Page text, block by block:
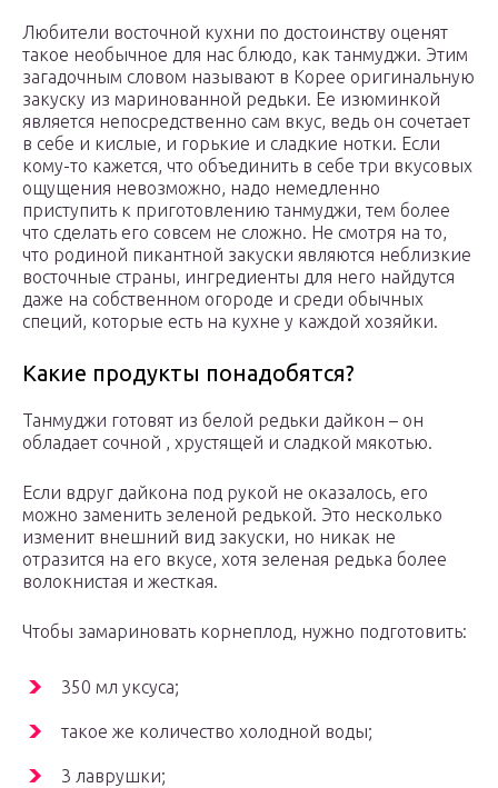
Любители восточной кухни по достоинству оценят
такое необычное для нас блюдо, как танмуджи. Этим
загадочным словом называют в Корее оригинальную
закуску из маринованной редьки. Ее изюминкой
является непосредственно сам вкус, ведь он сочетает
в себе и кислые, и горькие и сладкие нотки. Если
кому-то кажется, что объединить в себе три вкусовых
ощущения невозможно, надо немедленно
приступить к приготовлению танмуджи, тем более
что сделать его совсем не сложно. Не смотря на то,
что родиной пикантной закуски являются неблизкие
восточные страны, ингредиенты для него найдутся
даже на собственном огороде и среди обычных
специй, которые есть на кухне у каждой хозяйки.
Какие продукты понадобятся?
Танмуджи готовят из белой редьки дайкон – он
обладает сочной , хрустящей и сладкой мякотью.
Если вдруг дайкона под рукой не оказалось, его
можно заменить зеленой редькой. Это несколько
изменит внешний вид закуски, но никак не
отразится на его вкусе, хотя зеленая редька более
волокнистая и жесткая.
Чтобы замариновать корнеплод, нужно подготовить:
350 мл уксуса;
такое же количество холодной воды;
3 лаврушки;